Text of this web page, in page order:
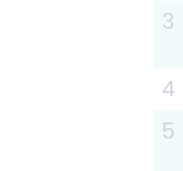
3
4
5